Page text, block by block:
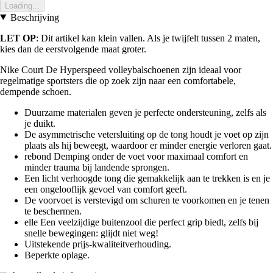
Loading...
Beschrijving
LET OP: Dit artikel kan klein vallen. Als je twijfelt tussen 2 maten,
kies dan de eerstvolgende maat groter.
Nike Court De Hyperspeed volleybalschoenen zijn ideaal voor
regelmatige sportsters die op zoek zijn naar een comfortabele,
dempende schoen.
Duurzame materialen geven je perfecte ondersteuning, zelfs als
je duikt.
De asymmetrische vetersluiting op de tong houdt je voet op zijn
plaats als hij beweegt, waardoor er minder energie verloren gaat.
rebond Demping onder de voet voor maximaal comfort en
minder trauma bij landende sprongen.
Een licht verhoogde tong die gemakkelijk aan te trekken is en je
een ongelooflijk gevoel van comfort geeft.
De voorvoet is verstevigd om schuren te voorkomen en je tenen
te beschermen.
elle Een veelzijdige buitenzool die perfect grip biedt, zelfs bij
snelle bewegingen: glijdt niet weg!
Uitstekende prijs-kwaliteitverhouding.
Beperkte oplage.